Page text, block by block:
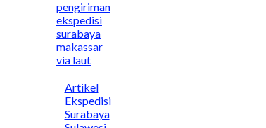
Artikel
Ekspedisi
Surabaya